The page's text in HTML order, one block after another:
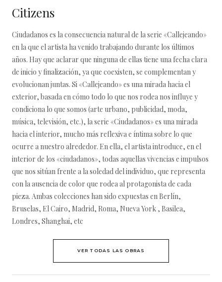
Citizens
Ciudadanos es la consecuencia natural de la serie «Callejeando»
en la que el artista ha venido trabajando durante los últimos
años. Hay que aclarar que ninguna de ellas tiene una fecha clara
de inicio y finalización, ya que coexisten, se complementan y
evolucionan juntas. Si «Callejeando» es una mirada hacia el
exterior, basada en cómo todo lo que nos rodea nos influye y
condiciona lo que somos (arte urbano, publicidad, moda,
música, televisión, etc.), la serie «Ciudadanos» es una mirada
hacia el interior, mucho más reflexiva e íntima sobre lo que
ocurre a nuestro alrededor. En ella, el artista introduce, en el
interior de los «ciudadanos», todas aquellas vivencias e impulsos
que nos sitúan frente a la soledad del individuo, que representa
con la ausencia de color que rodea al protagonista de cada
pieza. Ambas colecciones han sido expuestas en Berlín,
Bruselas, El Cairo, Madrid, Roma, Nueva York , Basilea,
Londres, Shanghai, etc
VER TODAS LAS OBRAS